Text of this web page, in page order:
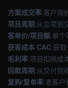
方案成交率:客户询
项目周期:从立项到
客单价/项目额:单个
获客成本 CAC:获
毛利率:项目扣除成
回款周期:从交付到
复购/复单率:老客户